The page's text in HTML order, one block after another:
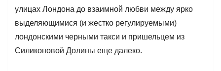
улицах Лондона до взаимной любви между ярко
выделяющимися (и жестко регулируемыми)
лондонскими черными такси и пришельцем из
Силиконовой Долины еще далеко.